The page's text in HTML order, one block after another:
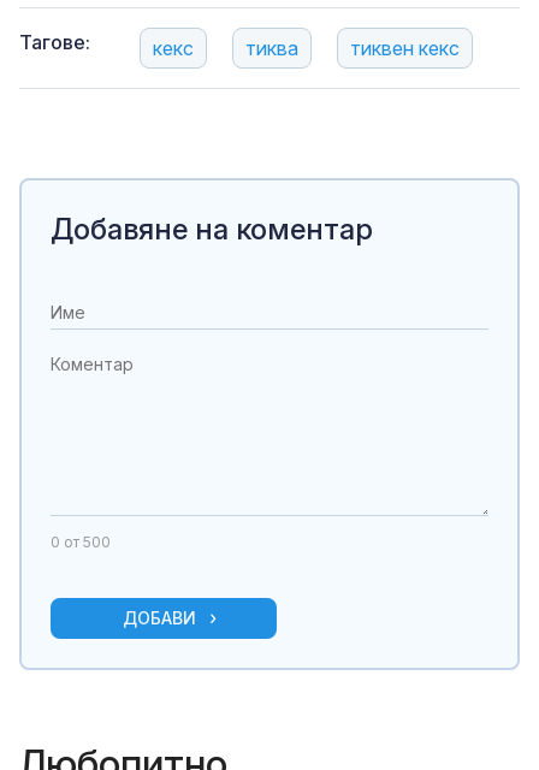
Тагове: кекс тиква тиквен кекс
Добавяне на коментар
0 от 500
ДОБАВИ